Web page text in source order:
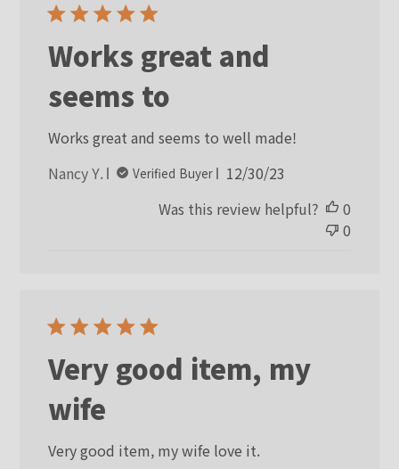
Works great and
seems to
Works great and seems to well made!
Nancy Y.
Verified Buyer
Published
12/30/23
Was this review helpful?
0
0
Very good item, my
wife
Very good item, my wife love it.